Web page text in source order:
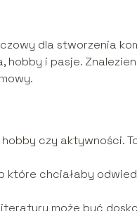
dla stworzenia
hobby i pasje.
czy aktywności.
które chciałaby
może być